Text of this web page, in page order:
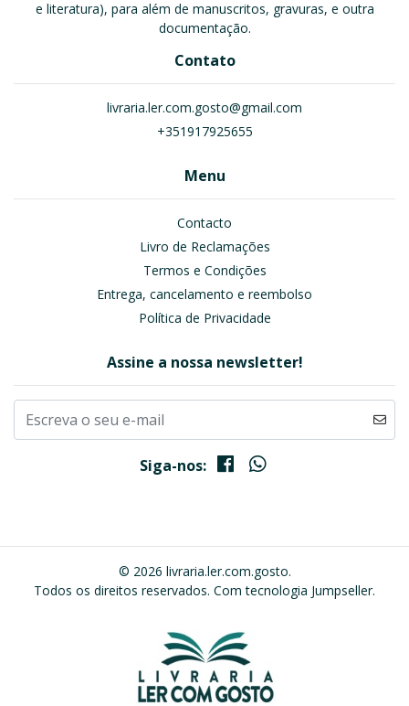
e literatura), para além de manuscritos, gravuras, e outra
documentação.
Contato
livraria.ler.com.gosto@gmail.com
+351917925655
Menu
Contacto
Livro de Reclamações
Termos e Condições
Entrega, cancelamento e reembolso
Política de Privacidade
Assine a nossa newsletter!
Siga-nos:
© 2026 livraria.ler.com.gosto.
Todos os direitos reservados. Com tecnologia Jumpseller.